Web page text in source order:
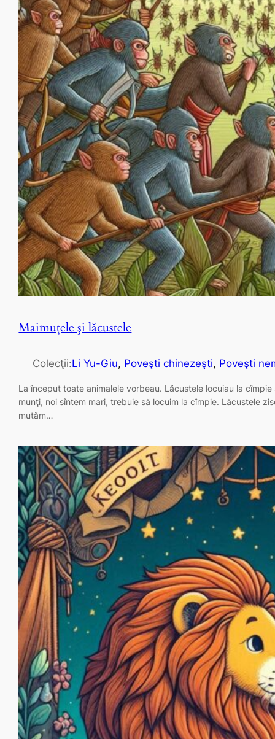
Maimuţele şi lăcustele
Colecţii:Li Yu-Giu, Poveşti chinezeşti, Poveşti
La început toate animalele vorbeau. Lăcustele locuiau la
munţi, noi sîntem mari, trebuie să locuim la cîmpie. Lăcustele
mutăm…